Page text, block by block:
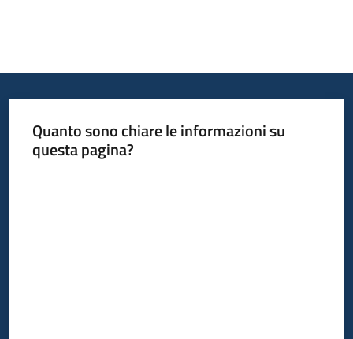
Quanto sono chiare le informazioni su
questa pagina?